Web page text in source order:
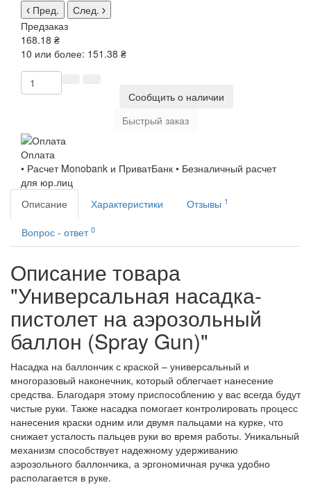
Пред.
След.
Предзаказ
168.18 ₴
10 или более: 151.38 ₴
Сообщить о наличии
Быстрый заказ
Оплата
• Расчет Monobank и ПриватБанк • Безналичный расчет
для юр.лиц
Описание
Характеристики Отзывы 1
Вопрос - ответ 0
Описание товара
"Универсальная насадка-
пистолет на аэрозольный
баллон (Spray Gun)"
Насадка на баллончик с краской – универсальный и
многоразовый наконечник, который облегчает нанесение
средства. Благодаря этому приспособлению у вас всегда будут
чистые руки. Также насадка помогает контролировать процесс
нанесения краски одним или двумя пальцами на курке, что
снижает усталость пальцев руки во время работы. Уникальный
механизм способствует надежному удерживанию
аэрозольного баллончика, а эргономичная ручка удобно
располагается в руке.